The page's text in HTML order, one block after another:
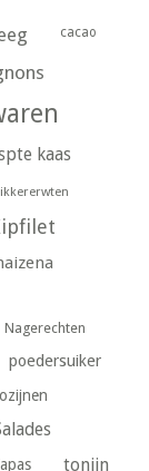
cacao
kaas
Nagerechten
poedersuiker
tonijn